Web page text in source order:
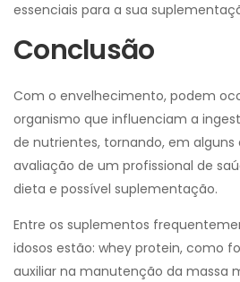
essenciais para a sua
Conclusão
Com o envelhecimento, podem
organismo que influenciam a
de nutrientes, tornando, em alguns
avaliação de um profissional de
dieta e possível suplementação.
Entre os suplementos
idosos estão: whey protein, como
auxiliar na manutenção da massa